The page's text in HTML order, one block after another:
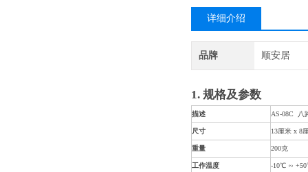
详细介绍
品牌 顺安居
1. 规格及参数
描述 AS-08C 八
尺寸 13厘米 x 8
重量 200克
工作温度 -10℃ ∽